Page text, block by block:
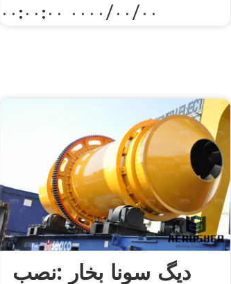
۰۰۰۰/۰۰/۰۰ ۰۰:۰۰:۰۰
دیگ سونا بخار :نصب